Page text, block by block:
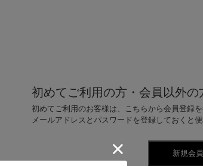
初めてご利用の方・会員以外の
初めてご利用のお客様は、こちらから会員登録を
メールアドレスとパスワードを登録しておくと